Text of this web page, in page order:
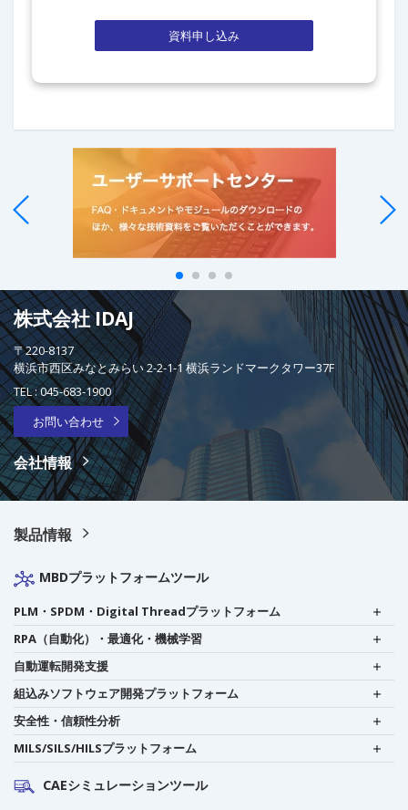
資料申し込み
株式会社 IDAJ
〒220-8137
横浜市西区みなとみらい 2-2-1-1 横浜ランドマークタワー37F
TEL :045-683-1900
お問い合わせ
会社情報
製品情報
MBDプラットフォームツール
PLM・SPDM・Digital Threadプラットフォーム
RPA（自動化）・最適化・機械学習
自動運転開発支援
組込みソフトウェア開発プラットフォーム
安全性・信頼性分析
MILS/SILS/HILSプラットフォーム
CAEシミュレーションツール